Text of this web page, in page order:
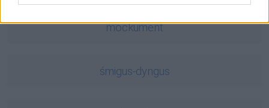
mockument
śmigus-dyngus